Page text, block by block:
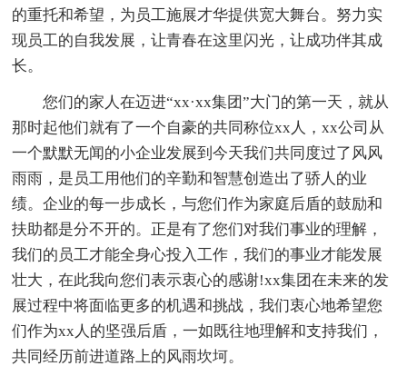
的重托和希望，为员工施展才华提供宽大舞台。努力实
现员工的自我发展，让青春在这里闪光，让成功伴其成
长。
您们的家人在迈进“xx·xx集团”大门的第一天，就从
那时起他们就有了一个自豪的共同称位xx人，xx公司从
一个默默无闻的小企业发展到今天我们共同度过了风风
雨雨，是员工用他们的辛勤和智慧创造出了骄人的业
绩。企业的每一步成长，与您们作为家庭后盾的鼓励和
扶助都是分不开的。正是有了您们对我们事业的理解，
我们的员工才能全身心投入工作，我们的事业才能发展
壮大，在此我向您们表示衷心的感谢!xx集团在未来的发
展过程中将面临更多的机遇和挑战，我们衷心地希望您
们作为xx人的坚强后盾，一如既往地理解和支持我们，
共同经历前进道路上的风雨坎坷。